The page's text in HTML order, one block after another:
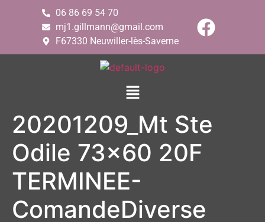
06 86 69 54 70
mj1.gillmann@gmail.com
F67330 Neuwiller-lès-Saverne
20201209_Mt Ste
Odile 73×60 20F
TERMINEE-
ComandeDiverse